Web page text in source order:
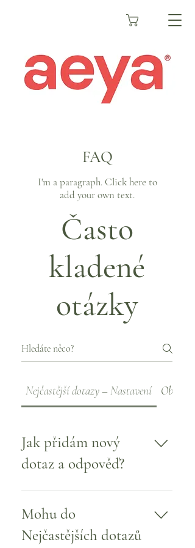
FAQ
I'm a paragraph. Click here to
add your own text.
Často
kladené
otázky
Nejčastější dotazy – Nastavení Obecné
Jak přidám nový
dotaz a odpověď?
Chcete-li přidat nové Nejčastější
dotazy, postupujte podle těchto
„Spravovat Nejčastější dotazy“ Ve
Mohu do
Nejčastějších dotazů